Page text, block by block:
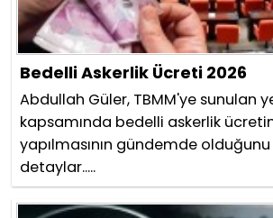
Bedelli Askerlik Ücreti 2026
Abdullah Güler, TBMM'ye sunulan
kapsamında bedelli askerlik
yapılmasının gündemde
detaylar.....